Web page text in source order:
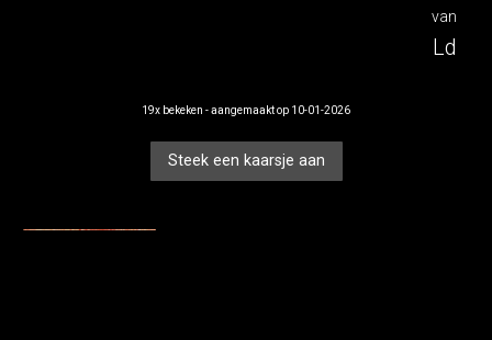
van
Ld
19x bekeken - aangemaakt op 10-01-2026
Steek een kaarsje aan